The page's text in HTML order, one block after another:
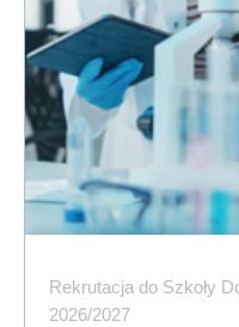
Rekrutacja do Szkoły
2026/2027